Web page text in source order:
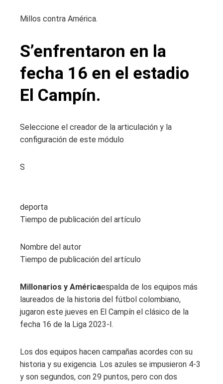
Millos contra América.
S’enfrentaron en la
fecha 16 en el estadio
El Campín.
Seleccione el creador de la articulación y la
configuración de este módulo
S
deporta
Tiempo de publicación del artículo
Nombre del autor
Tiempo de publicación del artículo
Millonarios y Américaespalda de los equipos más
laureados de la historia del fútbol colombiano,
jugaron este jueves en El Campín el clásico de la
fecha 16 de la Liga 2023-I.
Los dos equipos hacen campañas acordes con su
historia y su exigencia. Los azules se impusieron 4-3
y son segundos, con 29 puntos, pero con dos